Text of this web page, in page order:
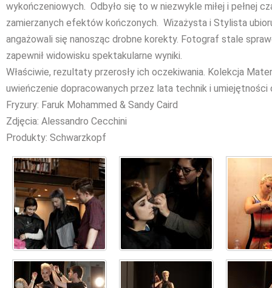
wykończeniowych. Odbyło się to w niezwykle miłej i pełnej
zamierzanych efektów kończonych. Wizażysta i Stylista
angażowali się nanosząc drobne korekty. Fotograf stale
zapewnił widowisku spektakularne wyniki.
Właściwie, rezultaty przerosły ich oczekiwania. Kolekcja
uwieńczenie dopracowanych przez lata technik i umiejętności
Fryzury: Faruk Mohammed & Sandy Caird
Zdjęcia: Alessandro Cecchini
Produkty: Schwarzkopf